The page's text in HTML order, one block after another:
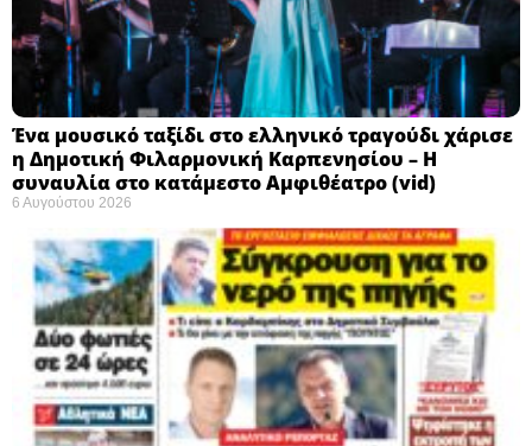
Ένα μουσικό ταξίδι στο ελληνικό τραγούδι χάρισε
η Δημοτική Φιλαρμονική Καρπενησίου – Η
συναυλία στο κατάμεστο Αμφιθέατρο (vid)
6 Αυγούστου 2026